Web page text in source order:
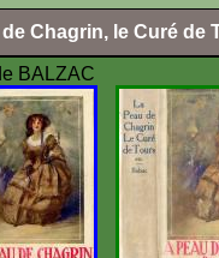
de Chagrin, le Curé de
BALZAC